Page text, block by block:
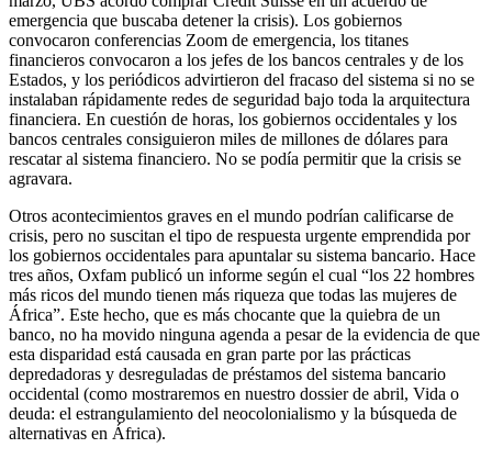
emergencia que buscaba detener la crisis). Los gobiernos
convocaron conferencias Zoom de emergencia, los titanes
financieros convocaron a los jefes de los bancos centrales y de los
Estados, y los periódicos advirtieron del fracaso del sistema si no se
instalaban rápidamente redes de seguridad bajo toda la arquitectura
financiera. En cuestión de horas, los gobiernos occidentales y los
bancos centrales consiguieron miles de millones de dólares para
rescatar al sistema financiero. No se podía permitir que la crisis se
agravara.
Otros acontecimientos graves en el mundo podrían calificarse de
crisis, pero no suscitan el tipo de respuesta urgente emprendida por
los gobiernos occidentales para apuntalar su sistema bancario. Hace
tres años, Oxfam publicó un informe según el cual “los 22 hombres
más ricos del mundo tienen más riqueza que todas las mujeres de
África”. Este hecho, que es más chocante que la quiebra de un
banco, no ha movido ninguna agenda a pesar de la evidencia de que
esta disparidad está causada en gran parte por las prácticas
depredadoras y desreguladas de préstamos del sistema bancario
occidental (como mostraremos en nuestro dossier de abril, Vida o
deuda: el estrangulamiento del neocolonialismo y la búsqueda de
alternativas en África).